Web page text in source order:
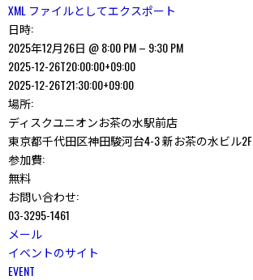
XML ファイルとしてエクスポート
日時:
2025年12月26日 @ 8:00 PM – 9:30 PM
2025-12-26T20:00:00+09:00
2025-12-26T21:30:00+09:00
場所:
ディスクユニオンお茶の水駅前店
東京都千代田区神田駿河台4-3 新お茶の水ビル2F
参加費:
無料
お問い合わせ:
03-3295-1461
メール
イベントのサイト
EVENT